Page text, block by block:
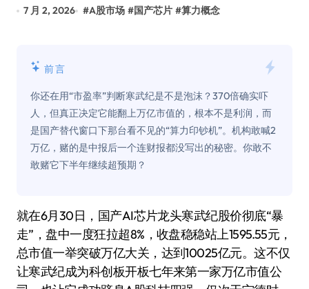
7 月 2, 2026 #A股市场 #国产芯片 #算力概念
前言
你还在用“市盈率”判断寒武纪是不是泡沫？370倍确实吓
人，但真正决定它能翻上万亿市值的，根本不是利润，而
是国产替代窗口下那台看不见的“算力印钞机”。机构敢喊2
万亿，赌的是中报后一个连财报都没写出的秘密。你敢不
敢赌它下半年继续超预期？
就在6月30日，国产AI芯片龙头寒武纪股价彻底“暴
走”，盘中一度狂拉超8%，收盘稳稳站上1595.55元，
总市值一举突破万亿大关，达到10025亿元。这不仅
让寒武纪成为科创板开板七年来第一家万亿市值公